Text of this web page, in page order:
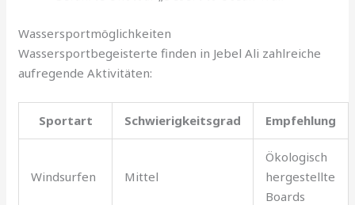
Wassersportmöglichkeiten
Wassersportbegeisterte finden in Jebel Ali zahlreiche
aufregende Aktivitäten:
Sportart Schwierigkeitsgrad Empfehlung
Windsurfen Mittel
Ökologisch
hergestellte
Boards